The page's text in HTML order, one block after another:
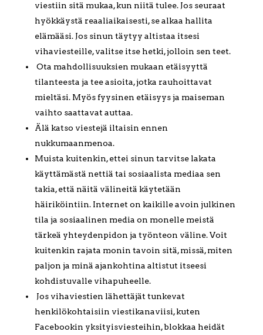
viestiin sitä mukaa, kun niitä tulee. Jos seuraat
hyökkäystä reaaliaikaisesti, se alkaa hallita
elämääsi. Jos sinun täytyy altistaa itsesi
vihaviesteille, valitse itse hetki, jolloin sen teet.
Ota mahdollisuuksien mukaan etäisyyttä
tilanteesta ja tee asioita, jotka rauhoittavat
mieltäsi. Myös fyysinen etäisyys ja maiseman
vaihto saattavat auttaa.
Älä katso viestejä iltaisin ennen
nukkumaanmenoa.
Muista kuitenkin, ettei sinun tarvitse lakata
käyttämästä nettiä tai sosiaalista mediaa sen
takia, että näitä välineitä käytetään
häiriköintiin. Internet on kaikille avoin julkinen
tila ja sosiaalinen media on monelle meistä
tärkeä yhteydenpidon ja työnteon väline. Voit
kuitenkin rajata monin tavoin sitä, missä, miten
paljon ja minä ajankohtina altistut itseesi
kohdistuvalle vihapuheelle.
Jos vihaviestien lähettäjät tunkevat
henkilökohtaisiin viestikanaviisi, kuten
Facebookin yksityisviesteihin, blokkaa heidät